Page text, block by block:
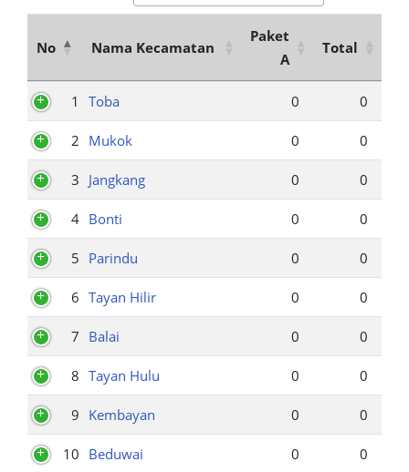
No Nama Kecamatan
Paket
A
Total
1 Toba 0 0
2 Mukok 0 0
3 Jangkang 0 0
4 Bonti 0 0
5 Parindu 0 0
6 Tayan Hilir 0 0
7 Balai 0 0
8 Tayan Hulu 0 0
9 Kembayan 0 0
10 Beduwai 0 0